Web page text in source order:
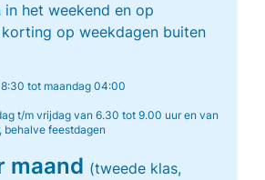
het weekend en op
op weekdagen buiten
tot maandag 04:00
t/m vrijdag van 6.30 tot 9.00 uur en van
behalve feestdagen
maand (tweede klas,